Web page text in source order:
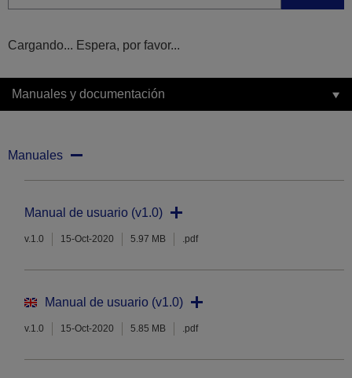
Cargando... Espera, por favor...
Manuales y documentación
Manuales
Manual de usuario (v1.0)
v.1.0 15-Oct-2020 5.97 MB .pdf
Manual de usuario (v1.0)
v.1.0 15-Oct-2020 5.85 MB .pdf